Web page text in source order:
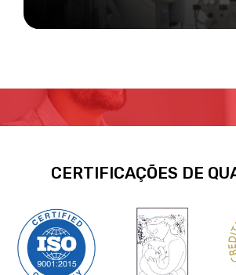
CERTIFICAÇÕES DE